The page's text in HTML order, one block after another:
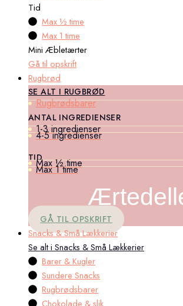
Tid
Max ½ time
Max 1 time
Mini Æbletærter
Gå til opskrift
Rugbrød
SE ALT I RUGBRØD
Rugbrødsbarer
ANTAL INGREDIENSER
1-3 ingredienser
4-5 ingredienser
TIDMax ½ time
Max 1 time
GÅ TIL OPSKRIFT
Snacks & Små Lækkerier
Se alt i Snacks & Små Lækkerier
Barer & Kugler
Sundere Snacks
Rugbrødsbarer
Chokolade & slik